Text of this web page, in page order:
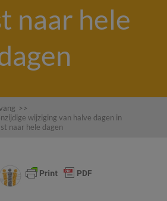
naar hele
>>
wijziging van halve dagen in
naar hele dagen